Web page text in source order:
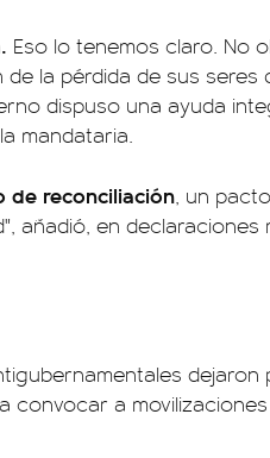
Eso lo tenemos claro. No
la pérdida de sus seres
dispuso una ayuda
mandataria.
de reconciliación, un
añadió, en declaraciones
dejaron
convocar a